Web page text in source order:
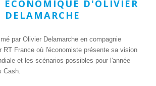
ÉCONOMIQUE D'OLIVIER
DELAMARCHE
par Olivier Delamarche en compagnie
RT France où l'économiste présente sa vision
et les scénarios possibles pour l'année
Cash.